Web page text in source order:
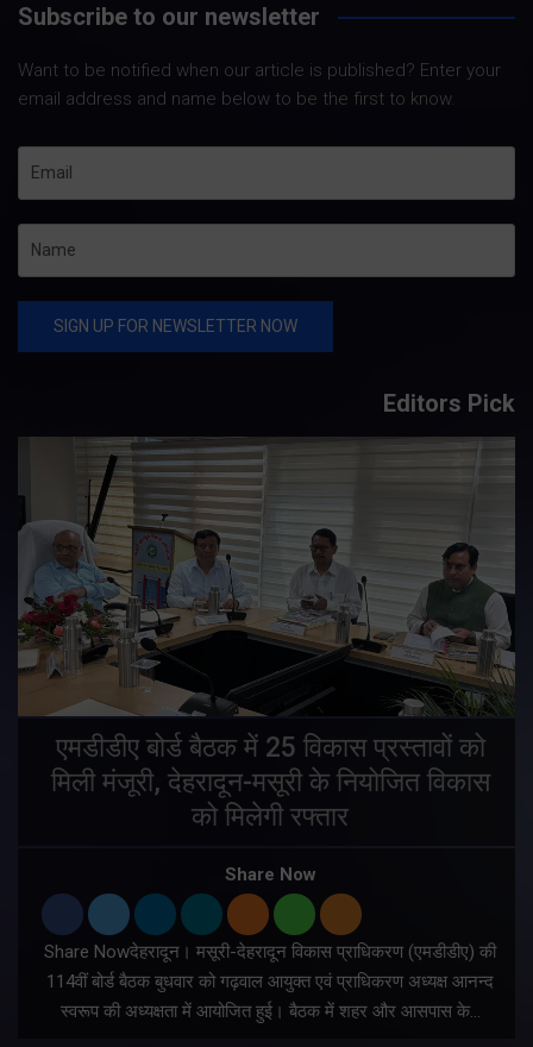
Subscribe to our newsletter
Want to be notified when our article is published? Enter your
email address and name below to be the first to know.
Editors Pick
एमडीडीए बोर्ड बैठक में 25 विकास प्रस्तावों को
मिली मंजूरी, देहरादून-मसूरी के नियोजित विकास
को मिलेगी रफ्तार
Share Now
Share Nowदेहरादून। मसूरी-देहरादून विकास प्राधिकरण (एमडीडीए) की
114वीं बोर्ड बैठक बुधवार को गढ़वाल आयुक्त एवं प्राधिकरण अध्यक्ष आनन्द
स्वरूप की अध्यक्षता में आयोजित हुई। बैठक में शहर और आसपास के…